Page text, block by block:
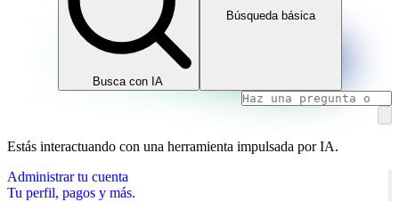
Busca con IA
Búsqueda básica
Estás interactuando con una herramienta impulsada por IA.
Administrar tu cuenta
Tu perfil, pagos y más.